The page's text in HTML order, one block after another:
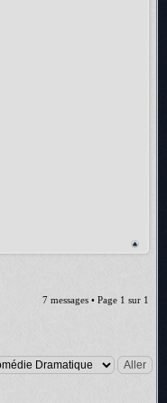
7 messages • Page 1 sur 1